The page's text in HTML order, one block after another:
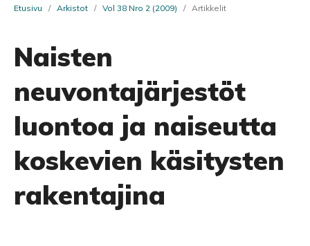
Etusivu / Arkistot / Vol 38 Nro 2 (2009) / Artikkelit
Naisten
neuvontajärjestöt
luontoa ja naiseutta
koskevien käsitysten
rakentajina